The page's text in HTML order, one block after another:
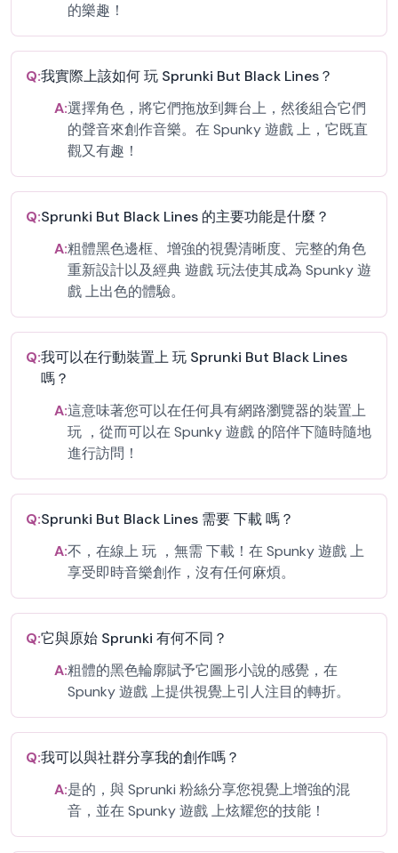
的樂趣！
Q:我實際上該如何 玩 Sprunki But Black Lines？
A:選擇角色，將它們拖放到舞台上，然後組合它們
的聲音來創作音樂。在 Spunky 遊戲 上，它既直
觀又有趣！
Q:Sprunki But Black Lines 的主要功能是什麼？
A:粗體黑色邊框、增強的視覺清晰度、完整的角色
重新設計以及經典 遊戲 玩法使其成為 Spunky 遊
戲 上出色的體驗。
Q:我可以在行動裝置上 玩 Sprunki But Black Lines
嗎？
A:這意味著您可以在任何具有網路瀏覽器的裝置上
玩 ，從而可以在 Spunky 遊戲 的陪伴下隨時隨地
進行訪問！
Q:Sprunki But Black Lines 需要 下載 嗎？
A:不，在線上 玩 ，無需 下載！在 Spunky 遊戲 上
享受即時音樂創作，沒有任何麻煩。
Q:它與原始 Sprunki 有何不同？
A:粗體的黑色輪廓賦予它圖形小說的感覺，在
Spunky 遊戲 上提供視覺上引人注目的轉折。
Q:我可以與社群分享我的創作嗎？
A:是的，與 Sprunki 粉絲分享您視覺上增強的混
音，並在 Spunky 遊戲 上炫耀您的技能！